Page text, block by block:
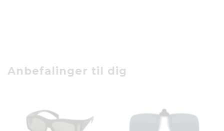
Anbefalinger til dig